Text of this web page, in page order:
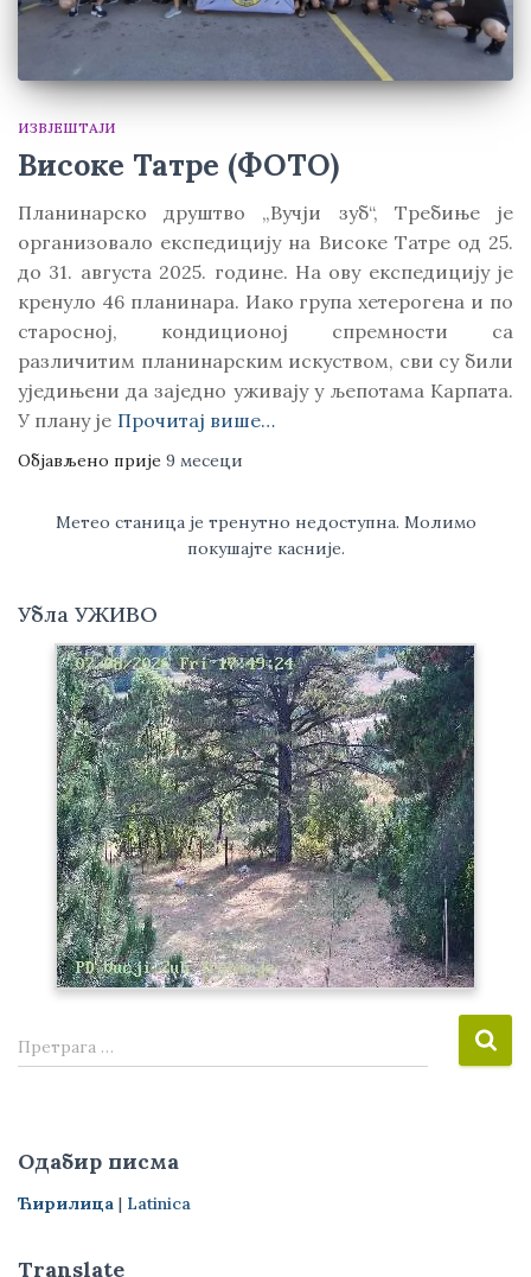
ИЗВЈЕШТАЈИ
Високе Татре (ФОТО)
Планинарско друштво „Вучји зуб“, Требиње је
организовало експедицију на Високе Татре од 25.
до 31. августа 2025. године. На ову експедицију је
кренуло 46 планинара. Иако група хетерогена и по
старосној, кондиционој спремности са
различитим планинарским искуством, сви су били
уједињени да заједно уживају у љепотама Карпата.
У плану је Прочитај више…
Објављено прије 9 месеци
Метео станица је тренутно недоступна. Молимо
покушајте касније.
Убла УЖИВО
П
р
а
г
а
Претрага …
Одабир писма
Ћирилица | Latinica
Translate